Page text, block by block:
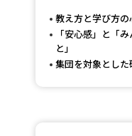
教え方と学び方の
「安心感」と「
と」
集団を対象とし